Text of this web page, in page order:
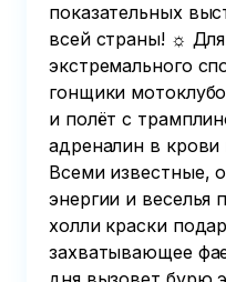
показательных
всей страны! ☼
экстремального
гонщики
и полёт с
адреналин в
Всеми известные,
энергии и веселья
холли краски
захватывающее